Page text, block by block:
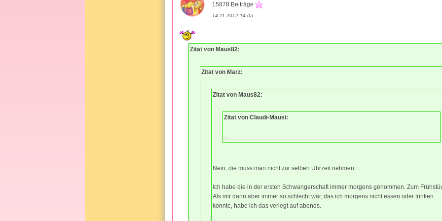
15878 Beiträge
14.11.2012 14:05
Zitat von Maus82:
Zitat von Marz:
Zitat von Maus82:
Zitat von Claudi-Mausi:
Nein, die muss man nicht zur selben Uhrzeit nehmen....
Ich habe die in der ersten Schwangerschaft immer morgens genommen. Zum
Als mir dann aber immer so schlecht war, das ich morgens nicht essen oder trinken
konnte, habe ich das verlegt auf abends.